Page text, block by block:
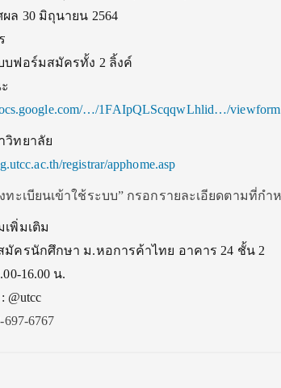
ล 30 มิถุนายน 2564
บฟอร์มสมัครทั้ง 2 ลิ้งค์
…/1FAIpQLScqqwLhlid…/
วิทยาลัย
registrar/apphome.asp
ทะเบียนเข้าใช้ระบบ” กรอกรายละเอียดตามที่ก
พิ่มเติม
มัครนักศึกษา ม.หอการค้าไทย อาคาร 24 ชั้น 2
16.00 น.
@utcc
6767